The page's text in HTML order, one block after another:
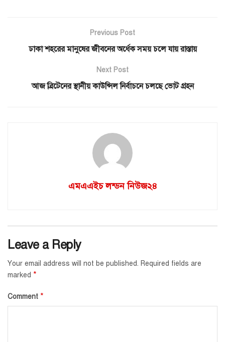
Previous Post
ঢাকা শহরের মানুষের জীবনের অর্ধেক সময় চলে যায় রাস্তায়
Next Post
আজ ব্রিটেনের স্থানীয় কাউন্সিল নির্বাচনে চলছে ভোট গ্রহন
এমএএইচ লন্ডন নিউজ২৪
Leave a Reply
Your email address will not be published. Required fields are
marked *
Comment *